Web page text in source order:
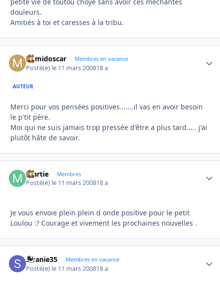
douleurs.
Amitiés à toi et caresses à la tribu.
mimidoscar Membres en vacance
Posté(e) le 11 mars 200818 a
AUTEUR
Merci pour vos pensées positives.......il vas en avoir besoin
le p'tit père.
Moi qui ne suis jamais trop pressée d'être a plus tard..... j'ai
plutôt hâte de savoir.
martie Membres
Posté(e) le 11 mars 200818 a
Je vous envoie plein plein d onde positive pour le petit
Loulou :? Courage et vivement les prochaines nouvelles .
swanie35 Membres en vacance
Posté(e) le 11 mars 200818 a